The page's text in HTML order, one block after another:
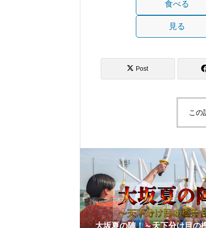
食べる
見る
Post
この
大坂夏の陣！～天下分け目の